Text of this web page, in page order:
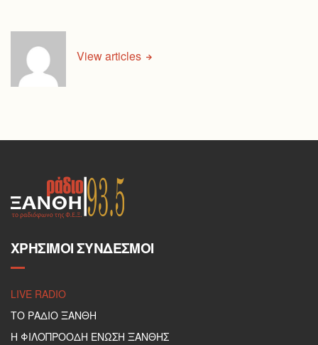
View articles
ΧΡΉΣΙΜΟΙ ΣΎΝΔΕΣΜΟΙ
LIVE RADIO
ΤΟ ΡΑΔΙΟ ΞΑΝΘΗ
Η ΦΙΛΟΠΡΟΟΔΗ ΕΝΩΣΗ ΞΑΝΘΗΣ